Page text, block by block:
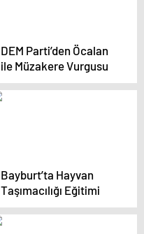
DEM Parti’den Öcalan
ile Müzakere Vurgusu
Bayburt’ta Hayvan
Taşımacılığı Eğitimi